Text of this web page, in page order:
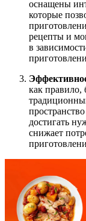
оснащены
которые
рецепты и
в
как правило,
достигать
снижает